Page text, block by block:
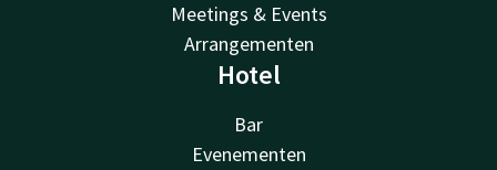
Meetings & Events
Arrangementen
Hotel
Bar
Evenementen